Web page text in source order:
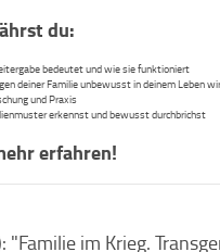
du:
bedeutet und wie sie funktioniert
deiner Familie unbewusst in deinem Leben
und Praxis
erkennst und bewusst durchbrichst
erfahren!
"Familie im Krieg.